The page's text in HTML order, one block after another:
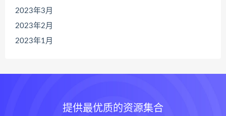
2023年3月
2023年2月
2023年1月
提供最优质的资源集合